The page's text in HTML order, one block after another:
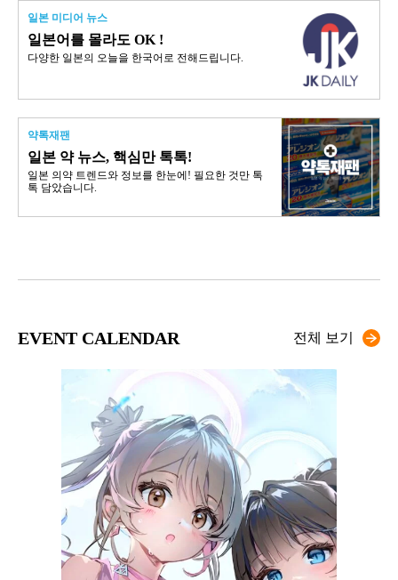
일본 미디어 뉴스
일본어를 몰라도 OK !
다양한 일본의 오늘을 한국어로 전해드립니다.
약톡재팬
일본 약 뉴스, 핵심만 톡톡!
일본 의약 트렌드와 정보를 한눈에! 필요한 것만 톡
톡 담았습니다.
EVENT CALENDAR 전체 보기